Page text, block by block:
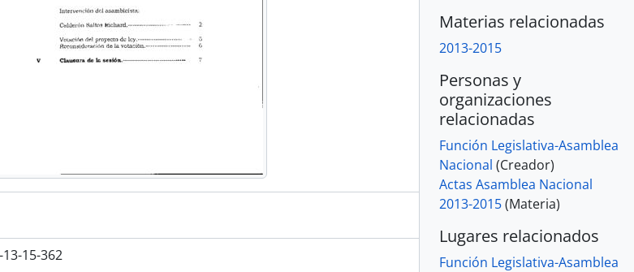
13-15-362
Materias relacionadas
2013-2015
Personas y
organizaciones
relacionadas
Función Legislativa-Asamblea
Nacional (Creador)
Actas Asamblea Nacional
2013-2015(Materia)
Lugares relacionados
Función Legislativa-Asamblea